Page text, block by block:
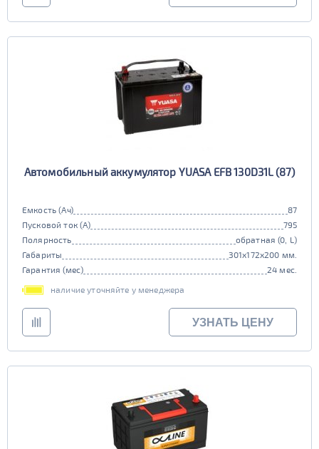
Автомобильный аккумулятор YUASA EFB 130D31L (87)
Емкость (Ач)
87
Пусковой ток (А)
795
Полярность
обратная (0, L)
Габариты
301x172x200 мм.
Гарантия (мес)
24 мес.
наличие уточняйте у менеджера
УЗНАТЬ ЦЕНУ